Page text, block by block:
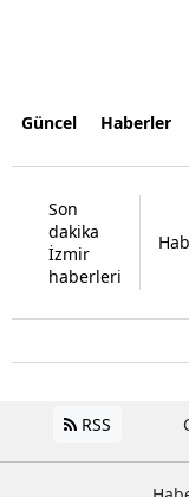
Güncel Haberler
Son
dakika
İzmir
haberleri
RSS